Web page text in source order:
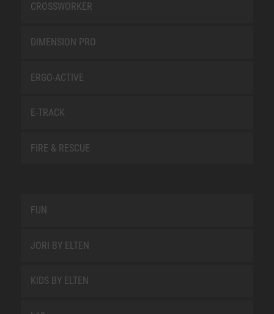
CROSSWORKER
DIMENSION PRO
ERGO-ACTIVE
E-TRACK
FIRE & RESCUE
FUN
JORI BY ELTEN
KIDS BY ELTEN